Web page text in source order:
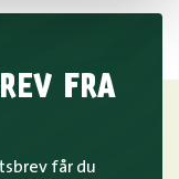
FRA
får du